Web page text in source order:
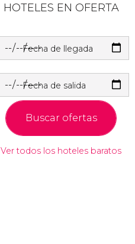
HOTELES EN OFERTA
Fecha de llegada
Fecha de salida
Buscar ofertas
Ver todos los hoteles baratos